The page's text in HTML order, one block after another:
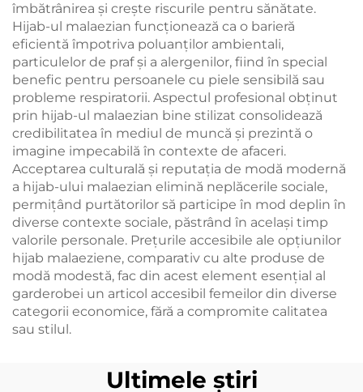
îmbătrânirea și crește riscurile pentru sănătate.
Hijab-ul malaezian funcționează ca o barieră
eficientă împotriva poluanților ambientali,
particulelor de praf și a alergenilor, fiind în special
benefic pentru persoanele cu piele sensibilă sau
probleme respiratorii. Aspectul profesional obținut
prin hijab-ul malaezian bine stilizat consolidează
credibilitatea în mediul de muncă și prezintă o
imagine impecabilă în contexte de afaceri.
Acceptarea culturală și reputația de modă modernă
a hijab-ului malaezian elimină neplăcerile sociale,
permițând purtătorilor să participe în mod deplin în
diverse contexte sociale, păstrând în același timp
valorile personale. Prețurile accesibile ale opțiunilor
hijab malaeziene, comparativ cu alte produse de
modă modestă, fac din acest element esențial al
garderobei un articol accesibil femeilor din diverse
categorii economice, fără a compromite calitatea
sau stilul.
Ultimele știri